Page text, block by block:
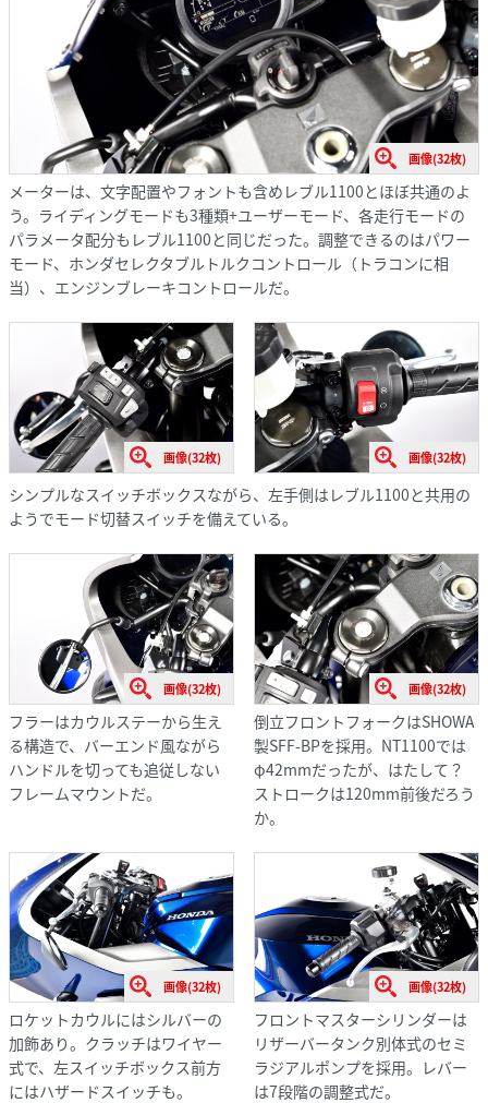
画像(32枚)
メーターは、文字配置やフォントも含めレブル1100とほぼ共通のよ
う。ライディングモードも3種類+ユーザーモード、各走行モードの
パラメータ配分もレブル1100と同じだった。調整できるのはパワー
モード、ホンダセレクタブルトルクコントロール（トラコンに相
当）、エンジンブレーキコントロールだ。
画像(32枚) 画像(32枚)
シンプルなスイッチボックスながら、左手側はレブル1100と共用の
ようでモード切替スイッチを備えている。
画像(32枚)
フラーはカウルステーから生え
る構造で、バーエンド風ながら
ハンドルを切っても追従しない
フレームマウントだ。
画像(32枚)
倒立フロントフォークはSHOWA
製SFF-BPを採用。NT1100では
φ42mmだったが、はたして？
ストロークは120mm前後だろう
か。
画像(32枚)
ロケットカウルにはシルバーの
加飾あり。クラッチはワイヤー
式で、左スイッチボックス前方
にはハザードスイッチも。
画像(32枚)
フロントマスターシリンダーは
リザーバータンク別体式のセミ
ラジアルポンプを採用。レバー
は7段階の調整式だ。